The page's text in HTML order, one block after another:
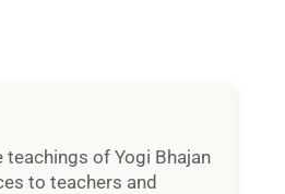
of Yogi Bhajan
to teachers and